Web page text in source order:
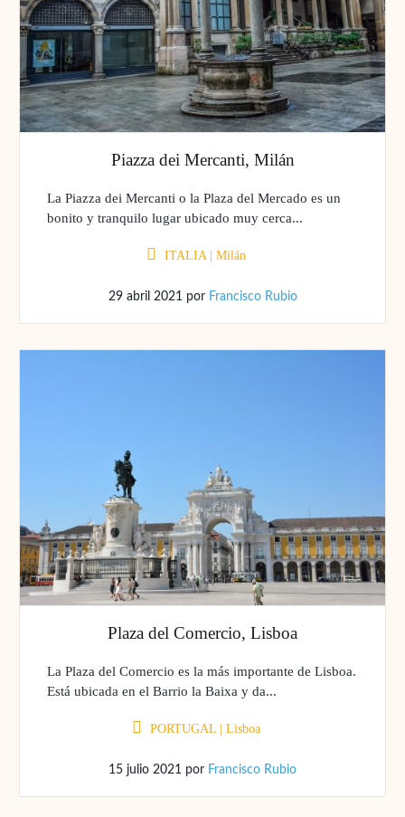
Piazza dei Mercanti, Milán
La Piazza dei Mercanti o la Plaza del Mercado es un
bonito y tranquilo lugar ubicado muy cerca...
ITALIA| Milán
29 abril 2021 por Francisco Rubio
Plaza del Comercio, Lisboa
La Plaza del Comercio es la más importante de Lisboa.
Está ubicada en el Barrio la Baixa y da...
PORTUGAL| Lisboa
15 julio 2021 por Francisco Rubio